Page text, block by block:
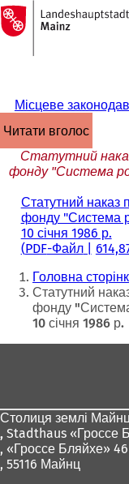
Перейти до змісту
На
головну
сторінку
Місцеве
читати вголос
Статутний
фонду "Система
Статутний наказ
фонду "Система
10 січня 1986 р.
PDF-Файл
Ти
тут:
Головна
Статутний
фонду
10 січня 1986 р.
Столиця землі
, Stadthaus «Гроссе
, «Гроссе Бляйхе»
, 55116 Майнц